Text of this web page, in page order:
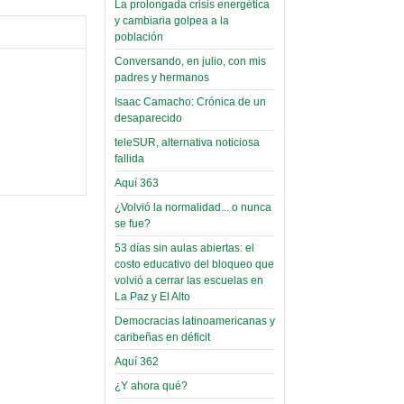
Leer Más...
Trabajo Social de la UMSA
volverá a las urnas para elegir a
su directora
Sábado, 14 Octubre 2023
Leer Más...
Candidatos del MAS se
presentarán en la UMSA
Jueves, 14 Septiembre 2023
Leer Más...
Carrera de Geografía realiza
Segundo Congreso Nacional
Viernes, 14 Octubre 2022
Leer Más...
Docentes y estudiantes de
Trabajo Social de la UMSA
elegirán directora
Viernes, 14 Octubre 2022
Leer Más...
“Tuna Femenina San Andrés”
Read more...
Infierno Covid
parte VI:
Gabinete de
Áñez se atribuye
construcción de
hospitales
prefabricados en
la que no tuvo
participación;
más de 24 horas
después rectifica
parcialmente
El Infamatorio
Miércoles, 09 Diciembre 2020
Read more...
Interpretación
de un álbum de
La prolongada crisis energética
y cambiaria golpea a la
población
Conversando, en julio, con mis
padres y hermanos
Isaac Camacho: Crónica de un
desaparecido
teleSUR, alternativa noticiosa
fallida
Aquí 363
¿Volvió la normalidad... o nunca
se fue?
53 días sin aulas abiertas: el
costo educativo del bloqueo que
volvió a cerrar las escuelas en
La Paz y El Alto
Democracias latinoamericanas y
caribeñas en déficit
Aquí 362
¿Y ahora qué?